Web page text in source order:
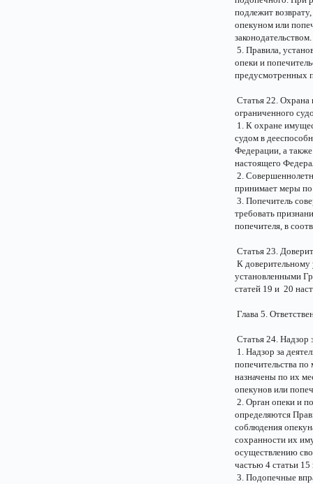
подлежит
опекуном или
законодательством.
5. Правила,
опеки и
предусмотренных
Статья 22. Охрана
ограниченного
1. К охране
судом в
Федерации, а
настоящего
2.
принимает меры
3. Попечитель
требовать
попечителя, в
Статья 23.
К
установленными
статей 19 и 20
Глава 5.
Статья 24. Надзор
1. Надзор за
попечительства
назначены по их
опекунов или
2. Орган опеки и
определяются
соблюдения
сохранности их
осуществлению
частью 4 статьи 15
3. Подопечные